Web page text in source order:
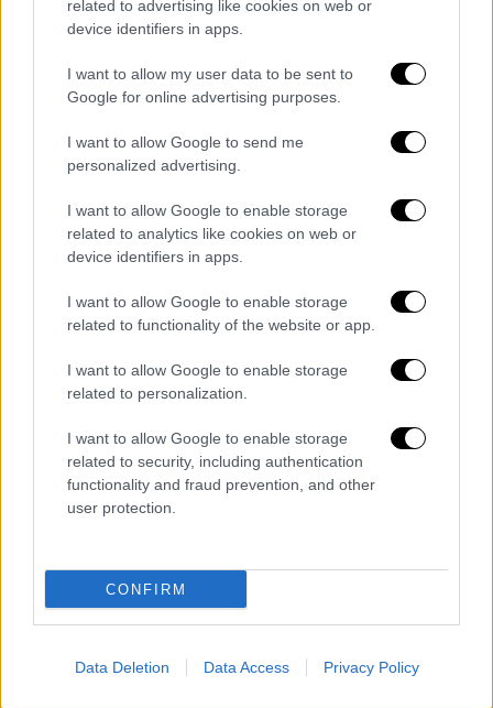
related to advertising like cookies on web or
device identifiers in apps.
I want to allow my user data to be sent to
Google for online advertising purposes.
I want to allow Google to send me
personalized advertising.
I want to allow Google to enable storage
related to analytics like cookies on web or
device identifiers in apps.
I want to allow Google to enable storage
related to functionality of the website or app.
I want to allow Google to enable storage
related to personalization.
I want to allow Google to enable storage
related to security, including authentication
functionality and fraud prevention, and other
user protection.
CONFIRM
Data Deletion Data Access Privacy Policy
Λαζόπουλος σε Καρυστιανού: «Η γυναίκα
και ο κάθε άνθρωπος διαθέτει το σώμα
του όπως θέλει»
«Σε καμία περίπτωση δεν θέλουμε σκέψεις
δεν θα μπορέσει το μέλλον να
ακολουθήσει», σχολίασε ο παρουσιαστής